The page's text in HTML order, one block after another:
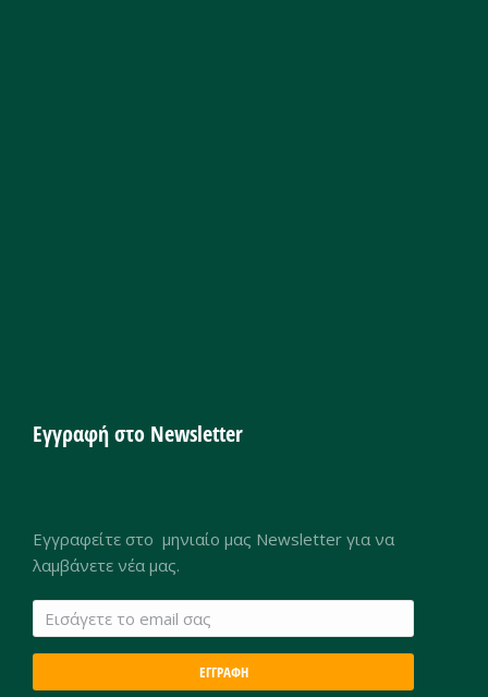
Εγγραφή στο Newsletter
Εγγραφείτε στο μηνιαίο μας Newsletter για να
λαμβάνετε νέα μας.
ΕΓΓΡΑΦΗ